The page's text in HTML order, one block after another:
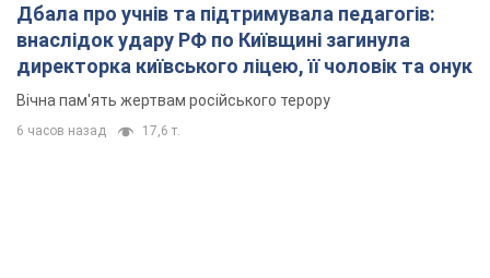
Дбала про учнів та підтримувала педагогів:
внаслідок удару РФ по Київщині загинула
директорка київського ліцею, її чоловік та онук
Вічна пам'ять жертвам російського терору
6 часов назад 17,6 т.